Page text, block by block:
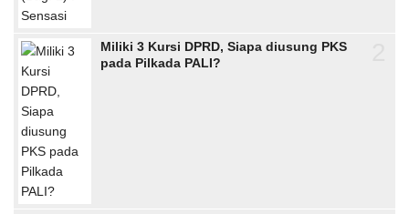
Miliki 3 Kursi DPRD, Siapa diusung PKS
pada Pilkada PALI?